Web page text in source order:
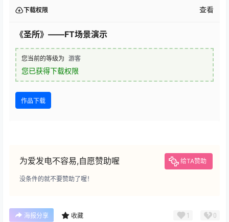
下载权限 查看
《圣所》——FT场景演示
您当前的等级为 游客
您已获得下载权限
作品下载
为爱发电不容易,自愿赞助喔 给TA赞助
没条件的就不要赞助了喔！
海报分享 收藏 1 0